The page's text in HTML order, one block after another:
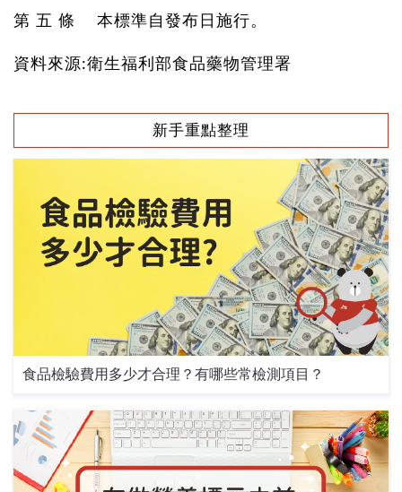
第 五 條 本標準自發布日施行。
資料來源:衛生福利部食品藥物管理署
新手重點整理
食品檢驗費用多少才合理？有哪些常檢測項目？